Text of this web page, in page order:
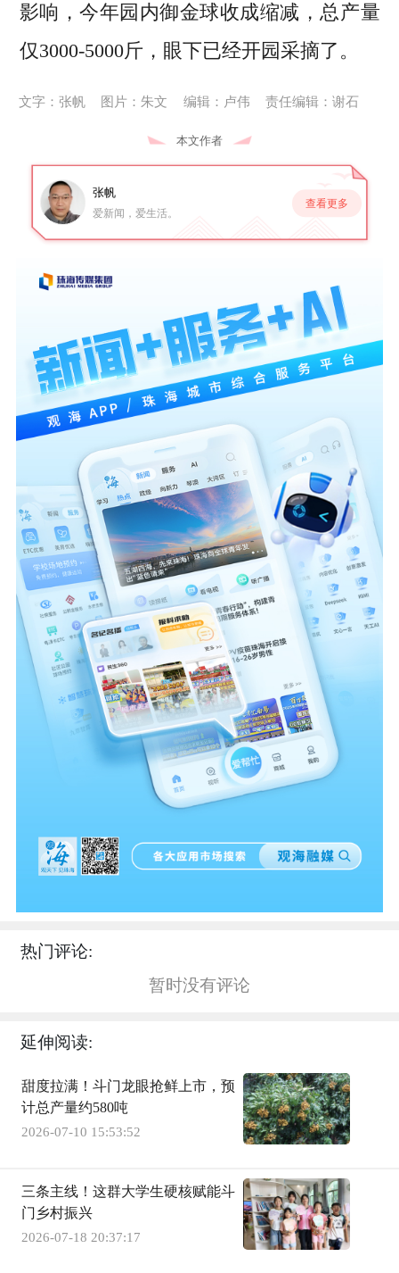
影响，今年园内御金球收成缩减，总产量
仅3000-5000斤，眼下已经开园采摘了。
文字：张帆 图片：朱文 编辑：卢伟 责任编辑：谢石
本文作者
张帆
爱新闻，爱生活。
查看更多
热门评论:
暂时没有评论
延伸阅读:
甜度拉满！斗门龙眼抢鲜上市，预
计总产量约580吨
2026-07-10 15:53:52
三条主线！这群大学生硬核赋能斗
门乡村振兴
2026-07-18 20:37:17